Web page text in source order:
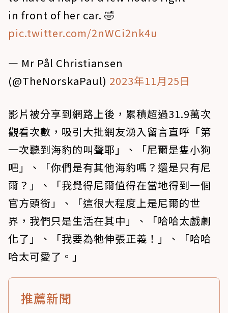
in front of her car. 🤣
pic.twitter.com/2nWCi2nk4u
— Mr Pål Christiansen
(@TheNorskaPaul) 2023年11月25日
影片被分享到網路上後，累積超過31.9萬次
觀看次數，吸引大批網友湧入留言直呼「第
一次聽到海豹的叫聲耶」、「尼爾是隻小狗
吧」、「你們是有其他海豹嗎？還是只有尼
爾？」、「我覺得尼爾值得在當地得到一個
官方頭銜」、「這很大程度上是尼爾的世
界，我們只是生活在其中」、「哈哈太戲劇
化了」、「我要為牠伸張正義！」、「哈哈
哈太可愛了。」
推薦新聞